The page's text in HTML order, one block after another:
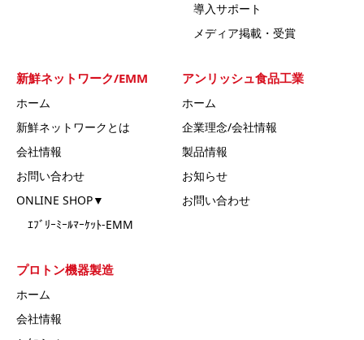
導入サポート
メディア掲載・受賞
新鮮ネットワーク/EMM
ホーム
新鮮ネットワークとは
会社情報
お問い合わせ
ONLINE SHOP▼
ｴﾌﾞﾘｰﾐｰﾙﾏｰｹｯﾄ-EMM
アンリッシュ食品工業
ホーム
企業理念/会社情報
製品情報
お知らせ
お問い合わせ
プロトン機器製造
ホーム
会社情報